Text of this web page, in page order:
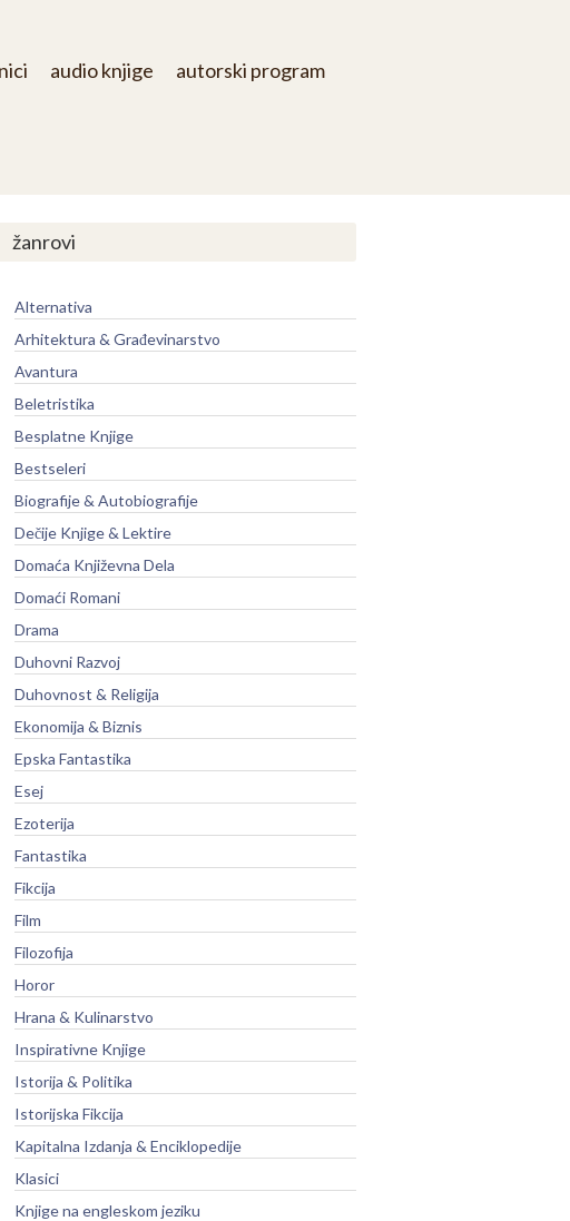
audio knjige autorski program
žanrovi
Alternativa
Arhitektura & Građevinarstvo
Avantura
Beletristika
Besplatne Knjige
Bestseleri
Biografije & Autobiografije
Dečije Knjige & Lektire
Domaća Književna Dela
Domaći Romani
Drama
Duhovni Razvoj
Duhovnost & Religija
Ekonomija & Biznis
Epska Fantastika
Esej
Ezoterija
Fantastika
Fikcija
Film
Filozofija
Horor
Hrana & Kulinarstvo
Inspirativne Knjige
Istorija & Politika
Istorijska Fikcija
Kapitalna Izdanja & Enciklopedije
Klasici
Knjige na engleskom jeziku